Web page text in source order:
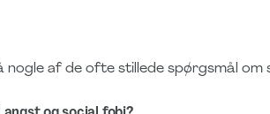
nogle af de ofte stillede spørgsmål om